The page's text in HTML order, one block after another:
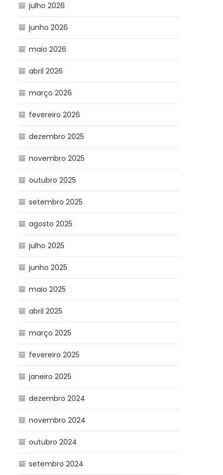
julho 2026
junho 2026
maio 2026
abril 2026
março 2026
fevereiro 2026
dezembro 2025
novembro 2025
outubro 2025
setembro 2025
agosto 2025
julho 2025
junho 2025
maio 2025
abril 2025
março 2025
fevereiro 2025
janeiro 2025
dezembro 2024
novembro 2024
outubro 2024
setembro 2024